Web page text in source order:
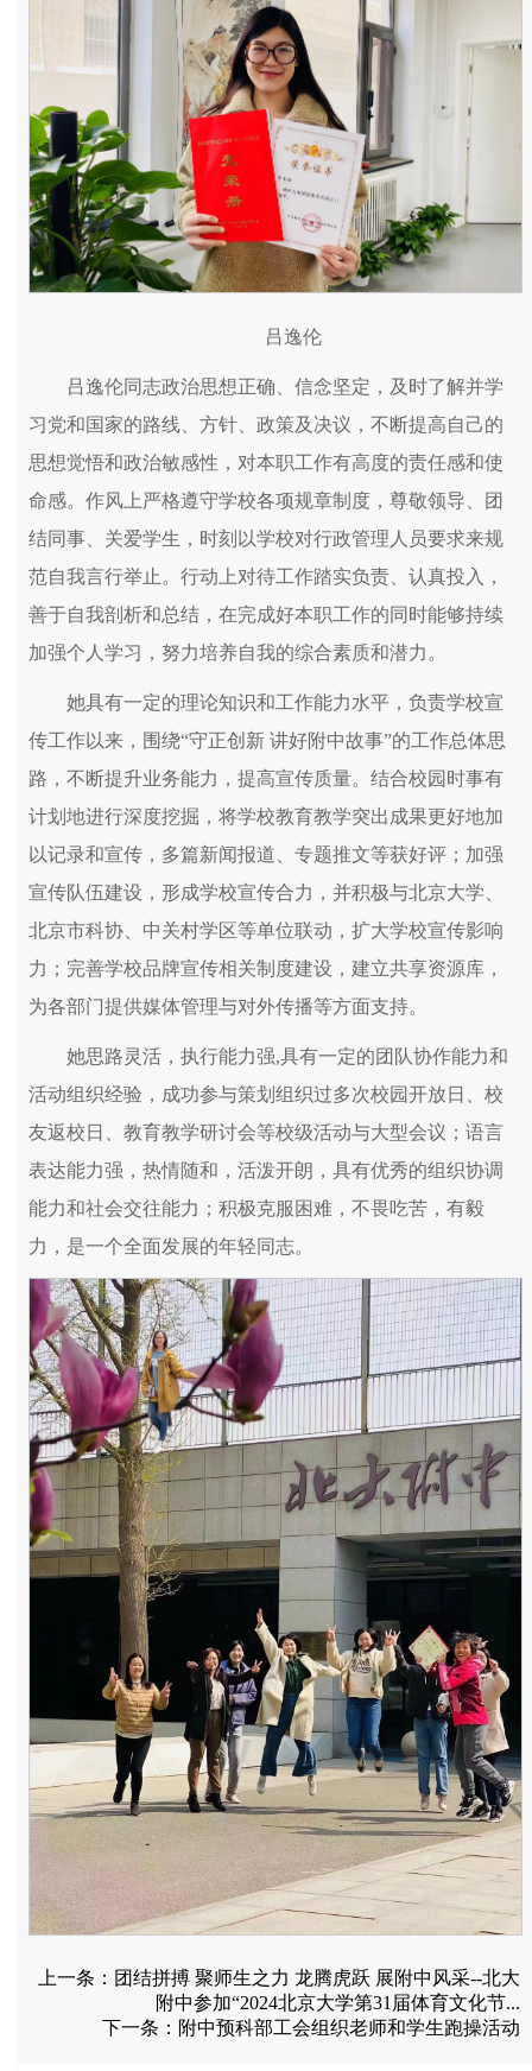
吕逸伦
吕逸伦同志政治思想正确、信念坚定，及时了解并学
习党和国家的路线、方针、政策及决议，不断提高自己的
思想觉悟和政治敏感性，对本职工作有高度的责任感和使
命感。作风上严格遵守学校各项规章制度，尊敬领导、团
结同事、关爱学生，时刻以学校对行政管理人员要求来规
范自我言行举止。行动上对待工作踏实负责、认真投入，
善于自我剖析和总结，在完成好本职工作的同时能够持续
加强个人学习，努力培养自我的综合素质和潜力。
她具有一定的理论知识和工作能力水平，负责学校宣
传工作以来，围绕“守正创新 讲好附中故事”的工作总体思
路，不断提升业务能力，提高宣传质量。结合校园时事有
计划地进行深度挖掘，将学校教育教学突出成果更好地加
以记录和宣传，多篇新闻报道、专题推文等获好评；加强
宣传队伍建设，形成学校宣传合力，并积极与北京大学、
北京市科协、中关村学区等单位联动，扩大学校宣传影响
力；完善学校品牌宣传相关制度建设，建立共享资源库，
为各部门提供媒体管理与对外传播等方面支持。
她思路灵活，执行能力强,具有一定的团队协作能力和
活动组织经验，成功参与策划组织过多次校园开放日、校
友返校日、教育教学研讨会等校级活动与大型会议；语言
表达能力强，热情随和，活泼开朗，具有优秀的组织协调
能力和社会交往能力；积极克服困难，不畏吃苦，有毅
力，是一个全面发展的年轻同志。
上一条： 团结拼搏 聚师生之力 龙腾虎跃 展附中风采--北大
附中参加“2024北京大学第31届体育文化节...
下一条： 附中预科部工会组织老师和学生跑操活动